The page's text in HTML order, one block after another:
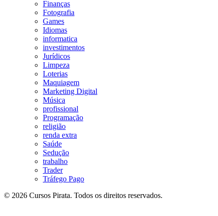
Finanças
Fotografia
Games
Idiomas
informatica
investimentos
Jurídicos
Limpeza
Loterias
Maquiagem
Marketing Digital
Música
profissional
Programação
religião
renda extra
Saúde
Sedução
trabalho
Trader
Tráfego Pago
© 2026 Cursos Pirata. Todos os direitos reservados.